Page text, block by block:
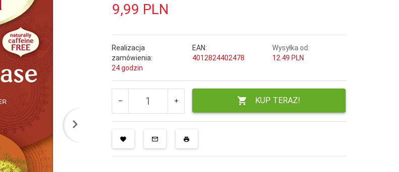
9,99 PLN
Realizacja
zamówienia:
24 godzin
EAN:
4012824402478
Wysyłka od:
12.49 PLN
KUP TERAZ!